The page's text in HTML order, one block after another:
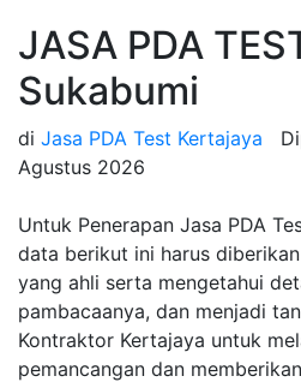
JASA PDA
Sukabumi
di Jasa PDA Test Kertajaya
Agustus 2026
Untuk Penerapan Jasa PDA
data berikut ini harus
yang ahli serta mengetahui
pambacaanya, dan menjadi
Kontraktor Kertajaya untuk
pemancangan dan